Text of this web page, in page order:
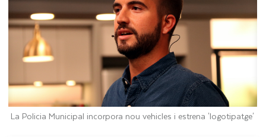
La Policia Municipal incorpora nou vehicles i estrena 'logotipatge'